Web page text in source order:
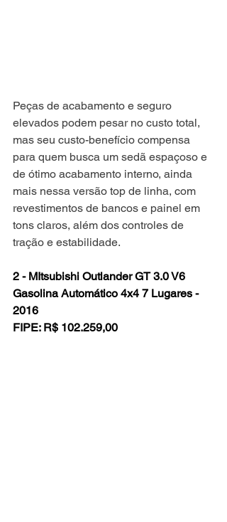
Peças de acabamento e seguro
elevados podem pesar no custo total,
mas seu custo-benefício compensa
para quem busca um sedã espaçoso e
de ótimo acabamento interno, ainda
mais nessa versão top de linha, com
revestimentos de bancos e painel em
tons claros, além dos controles de
tração e estabilidade.
2 - MItsubishi Outlander GT 3.0 V6
Gasolina Automático 4x4 7 Lugares -
2016
FIPE: R$ 102.259,00